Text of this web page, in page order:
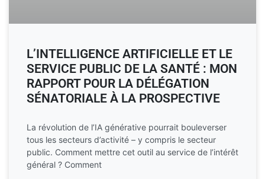
L’INTELLIGENCE ARTIFICIELLE ET LE
SERVICE PUBLIC DE LA SANTÉ : MON
RAPPORT POUR LA DÉLÉGATION
SÉNATORIALE À LA PROSPECTIVE
La révolution de l’IA générative pourrait bouleverser
tous les secteurs d’activité – y compris le secteur
public. Comment mettre cet outil au service de l’intérêt
général ? Comment